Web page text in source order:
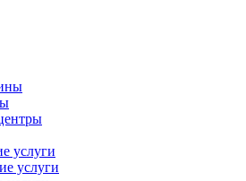
услуги
услуги